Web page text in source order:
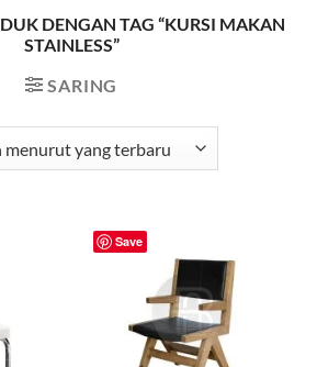
DENGAN TAG “KURSI MAKAN
STAINLESS”
SARING
Save